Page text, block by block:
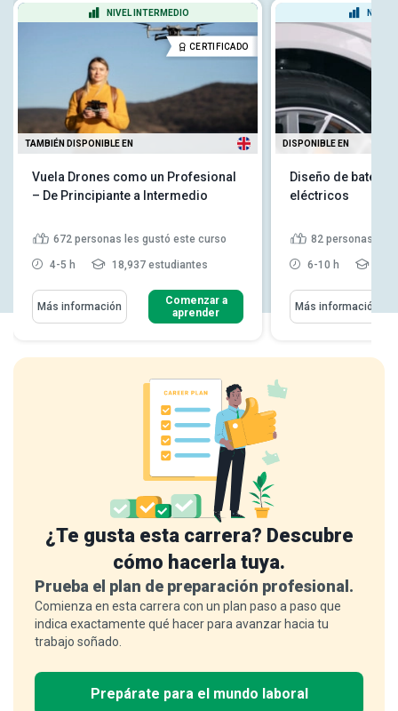
NIVEL INTERMEDIO
CERTIFICADO
TAMBIÉN DISPONIBLE EN
Vuela Drones como un Profesional
– De Principiante a Intermedio
672 personas les gustó este curso
4-5 h 18,937 estudiantes
Más información
Comenzar a
aprender
NIVEL
DISPONIBLE EN
Diseño de
eléctricos
82 personas les
6-10 h
Más información
¿Te gusta esta carrera? Descubre
cómo hacerla tuya.
Prueba el plan de preparación profesional.
Comienza en esta carrera con un plan paso a paso que
indica exactamente qué hacer para avanzar hacia tu
trabajo soñado.
Prepárate para el mundo laboral